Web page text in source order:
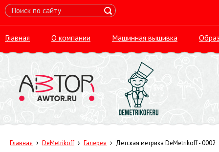
Главная О компании Машинная вышивка
Главная › DeMetrikoff › Галерея › Детская метрика DeMetrikoff - 0002